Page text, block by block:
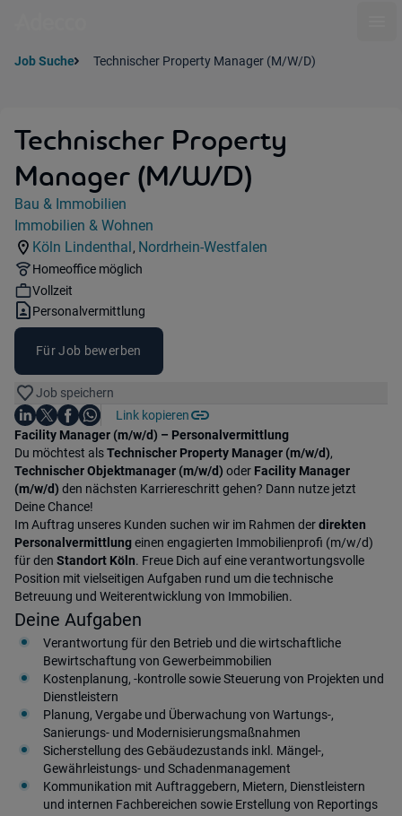
Job Suche Technischer Property Manager (M/W/D)
Technischer Property
Manager (M/W/D)
Jobdetails
Kategorie:
Bau & Immobilien
Industry:
Immobilien & Wohnen
Standorte:
Köln Lindenthal,
Region:
Nordrhein-Westfalen
Remote Option:
Homeoffice möglich
Workhours:
Vollzeit
Vertragsart:
Personalvermittlung
Für Job bewerben
Job speichern
Teile diesen Job
Auf LinkedIn teilen
Auf X teilen
Auf Facebook teilen
Auf WhatsApp teilen
Link kopieren
Einleitung
Facility Manager (m/w/d) – Personalvermittlung
Du möchtest alsTechnischer Property Manager (m/w/d),
Technischer Objektmanager (m/w/d) oder Facility Manager
(m/w/d) den nächsten Karriereschritt gehen? Dann nutze jetzt
Deine Chance!
Im Auftrag unseres Kunden suchen wir im Rahmen derdirekten
Personalvermittlungeinen engagierten Immobilienprofi (m/w/d)
für den Standort Köln. Freue Dich auf eine verantwortungsvolle
Position mit vielseitigen Aufgaben rund um die technische
Betreuung und Weiterentwicklung von Immobilien.
Deine Aufgaben
Verantwortung für den Betrieb und die wirtschaftliche
Bewirtschaftung von Gewerbeimmobilien
Kostenplanung, -kontrolle sowie Steuerung von Projekten und
Dienstleistern
Planung, Vergabe und Überwachung von Wartungs-,
Sanierungs- und Modernisierungsmaßnahmen
Sicherstellung des Gebäudezustands inkl. Mängel-,
Gewährleistungs- und Schadenmanagement
Kommunikation mit Auftraggebern, Mietern, Dienstleistern
und internen Fachbereichen sowie Erstellung von Reportings